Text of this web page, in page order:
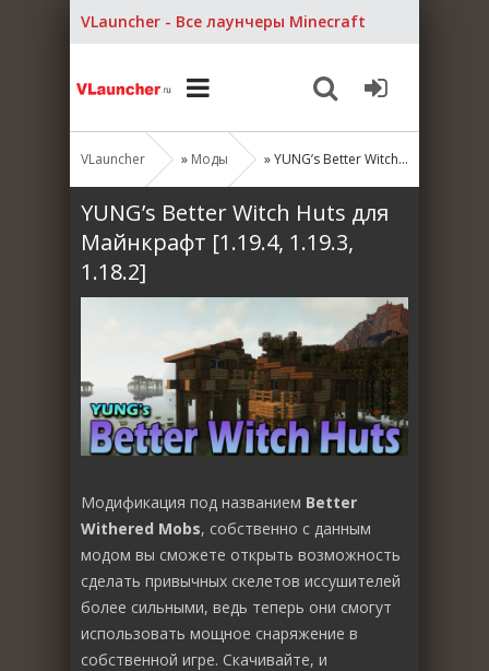
VLauncher - Все лаунчеры Minecraft
VLauncher » Моды » YUNG’s Better Witch Huts для Майнкрафт [1.19.4, 1.19.3, 1.18.2]
YUNG’s Better Witch Huts для
Майнкрафт [1.19.4, 1.19.3,
1.18.2]
Модификация под названием Better
Withered Mobs, собственно с данным
модом вы сможете открыть возможность
сделать привычных скелетов иссушителей
более сильными, ведь теперь они смогут
использовать мощное снаряжение в
собственной игре. Скачивайте, и